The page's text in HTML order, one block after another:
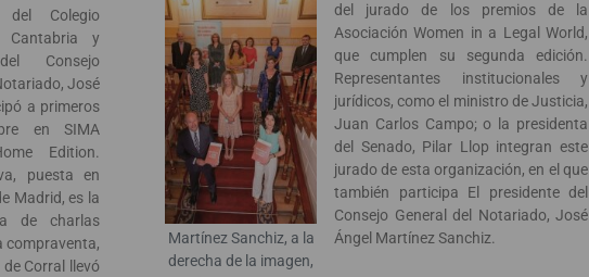
Colegio
Cantabria y
Consejo
José
a primeros
en SIMA
Edition.
puesta en
Madrid, es la
de charlas
compraventa,
Corral llevó
Martínez Sanchiz, a la
derecha de la imagen,
del jurado de los premios de la
Asociación Women in a Legal World,
que cumplen su segunda edición.
Representantes institucionales y
jurídicos, como el ministro de Justicia,
Juan Carlos Campo; o la presidenta
del Senado, Pilar Llop integran este
jurado de esta organización, en el que
también participa El presidente del
Consejo General del Notariado, José
Ángel Martínez Sanchiz.